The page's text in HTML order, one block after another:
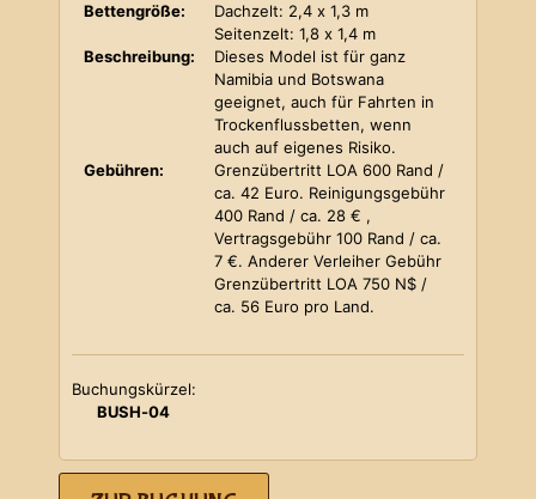
Bettengröße:
Dachzelt: 2,4 x 1,3 m
Seitenzelt: 1,8 x 1,4 m
Beschreibung:
Dieses Model ist für ganz
Namibia und Botswana
geeignet, auch für Fahrten in
Trockenflussbetten, wenn
auch auf eigenes Risiko.
Gebühren:
Grenzübertritt LOA 600 Rand /
ca. 42 Euro. Reinigungsgebühr
400 Rand / ca. 28 € ,
Vertragsgebühr 100 Rand / ca.
7 €. Anderer Verleiher Gebühr
Grenzübertritt LOA 750 N$ /
ca. 56 Euro pro Land.
Buchungskürzel:
BUSH-04